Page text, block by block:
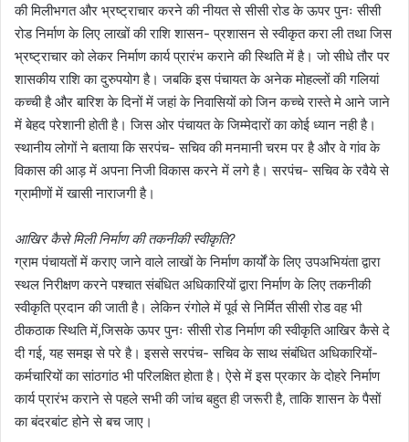
की मिलीभगत और भ्रष्ट्राचार करने की नीयत से सीसी रोड के ऊपर पुनः सीसी
रोड निर्माण के लिए लाखों की राशि शासन- प्रशासन से स्वीकृत करा ली तथा जिस
भ्रष्ट्राचार को लेकर निर्माण कार्य प्रारंभ कराने की स्थिति में है। जो सीधे तौर पर
शासकीय राशि का दुरुपयोग है। जबकि इस पंचायत के अनेक मोहल्लों की गलियां
कच्ची है और बारिश के दिनों में जहां के निवासियों को जिन कच्चे रास्ते मे आने जाने
में बेहद परेशानी होती है। जिस ओर पंचायत के जिम्मेदारों का कोई ध्यान नही है।
स्थानीय लोगों ने बताया कि सरपंच- सचिव की मनमानी चरम पर है और वे गांव के
विकास की आड़ में अपना निजी विकास करने में लगे है। सरपंच- सचिव के रवैये से
ग्रामीणों में खासी नाराजगी है।
आखिर कैसे मिली निर्माण की तकनीकी स्वीकृति?
ग्राम पंचायतों में कराए जाने वाले लाखों के निर्माण कार्यों के लिए उपअभियंता द्वारा
स्थल निरीक्षण करने पश्चात संबंधित अधिकारियों द्वारा निर्माण के लिए तकनीकी
स्वीकृति प्रदान की जाती है। लेकिन रंगोले में पूर्व से निर्मित सीसी रोड वह भी
ठीकठाक स्थिति में,जिसके ऊपर पुनः सीसी रोड निर्माण की स्वीकृति आखिर कैसे दे
दी गई, यह समझ से परे है। इससे सरपंच- सचिव के साथ संबंधित अधिकारियों-
कर्मचारियों का सांठगांठ भी परिलक्षित होता है। ऐसे में इस प्रकार के दोहरे निर्माण
कार्य प्रारंभ कराने से पहले सभी की जांच बहुत ही जरूरी है, ताकि शासन के पैसों
का बंदरबांट होने से बच जाए।